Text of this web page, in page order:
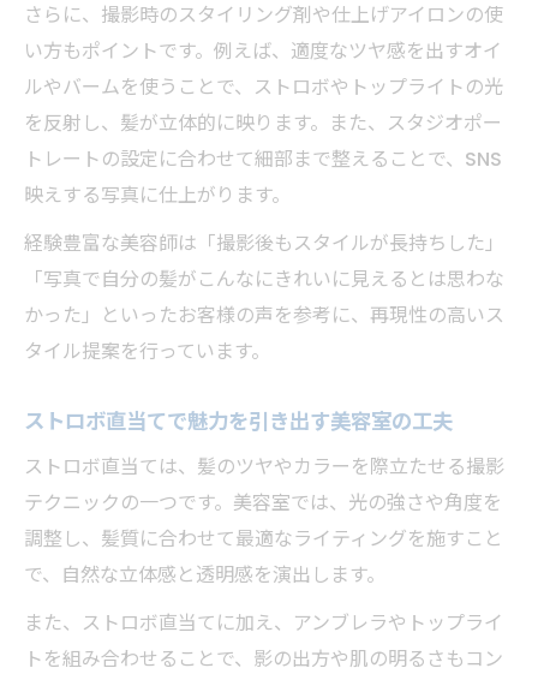
さらに、撮影時のスタイリング剤や仕上げアイロンの使
い方もポイントです。例えば、適度なツヤ感を出すオイ
ルやバームを使うことで、ストロボやトップライトの光
を反射し、髪が立体的に映ります。また、スタジオポー
トレートの設定に合わせて細部まで整えることで、SNS
映えする写真に仕上がります。
経験豊富な美容師は「撮影後もスタイルが長持ちした」
「写真で自分の髪がこんなにきれいに見えるとは思わな
かった」といったお客様の声を参考に、再現性の高いス
タイル提案を行っています。
ストロボ直当てで魅力を引き出す美容室の工夫
ストロボ直当ては、髪のツヤやカラーを際立たせる撮影
テクニックの一つです。美容室では、光の強さや角度を
調整し、髪質に合わせて最適なライティングを施すこと
で、自然な立体感と透明感を演出します。
また、ストロボ直当てに加え、アンブレラやトップライ
トを組み合わせることで、影の出方や肌の明るさもコン